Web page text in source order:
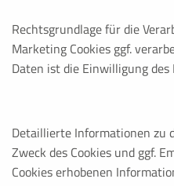
Rechtsgrundlage für die
Marketing Cookies ggf.
Daten ist die Einwilligung des
Detaillierte Informationen zu
Zweck des Cookies und ggf.
Cookies erhobenen
Name:
HSID,__Secure-
Zweck:
Die Aktivierung und